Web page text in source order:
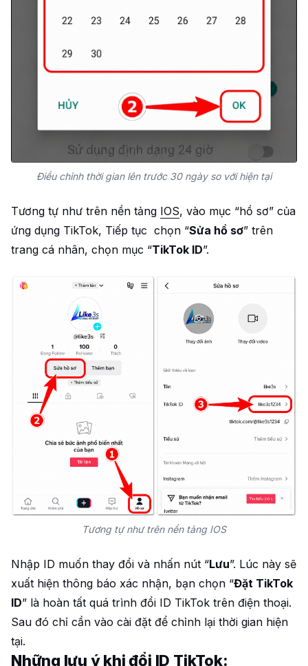
Điều chỉnh thời gian lên trước 30 ngày so với hiện tại
Tương tự như trên nền tảng IOS, vào mục “hồ sơ” của
ứng dụng TikTok, Tiếp tục chọn “Sửa hồ sơ” trên
trang cá nhân, chọn mục “TikTok ID”.
Tương tự như trên nền tảng IOS
Nhập ID muốn thay đổi và nhấn nút “Lưu”. Lúc này sẽ
xuất hiện thông báo xác nhận, bạn chọn “Đặt TikTok
ID” là hoàn tất quá trình đổi ID TikTok trên điện thoại.
Sau đó chỉ cần vào cài đặt để chỉnh lại thời gian hiện
tại.
Những lưu ý khi đổi ID TikTok: